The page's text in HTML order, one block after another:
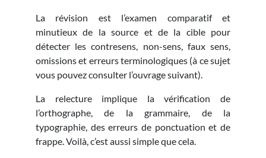
La révision est l’examen comparatif et
minutieux de la source et de la cible pour
détecter les contresens, non-sens, faux sens,
omissions et erreurs terminologiques (à ce sujet
vous pouvez consulter l’ouvrage suivant).
La relecture implique la vérification de
l’orthographe, de la grammaire, de la
typographie, des erreurs de ponctuation et de
frappe. Voilà, c’est aussi simple que cela.